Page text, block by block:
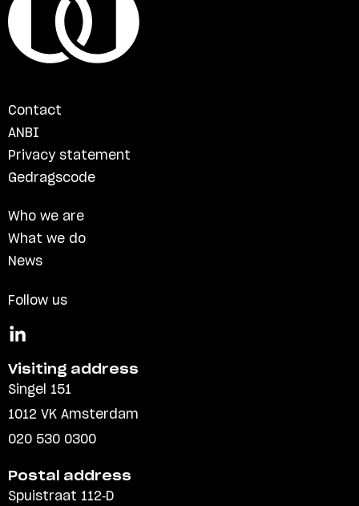
Contact
ANBI
Privacy statement
Gedragscode
Who we are
What we do
News
Follow us
Visiting address
Singel 151
1012 VK Amsterdam
020 530 0300
Postal address
Spuistraat 112-D